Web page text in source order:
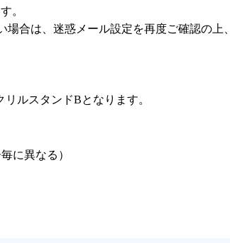
。
合は、迷惑メール設定を再度ご確認の上、
ルスタンドBとなります。
に異なる）